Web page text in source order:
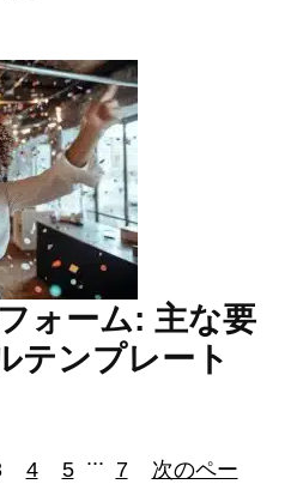
ォーム: 主な要
テンプレート
4 5 ... 7
次のペー